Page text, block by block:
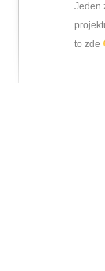
Jeden
to zde